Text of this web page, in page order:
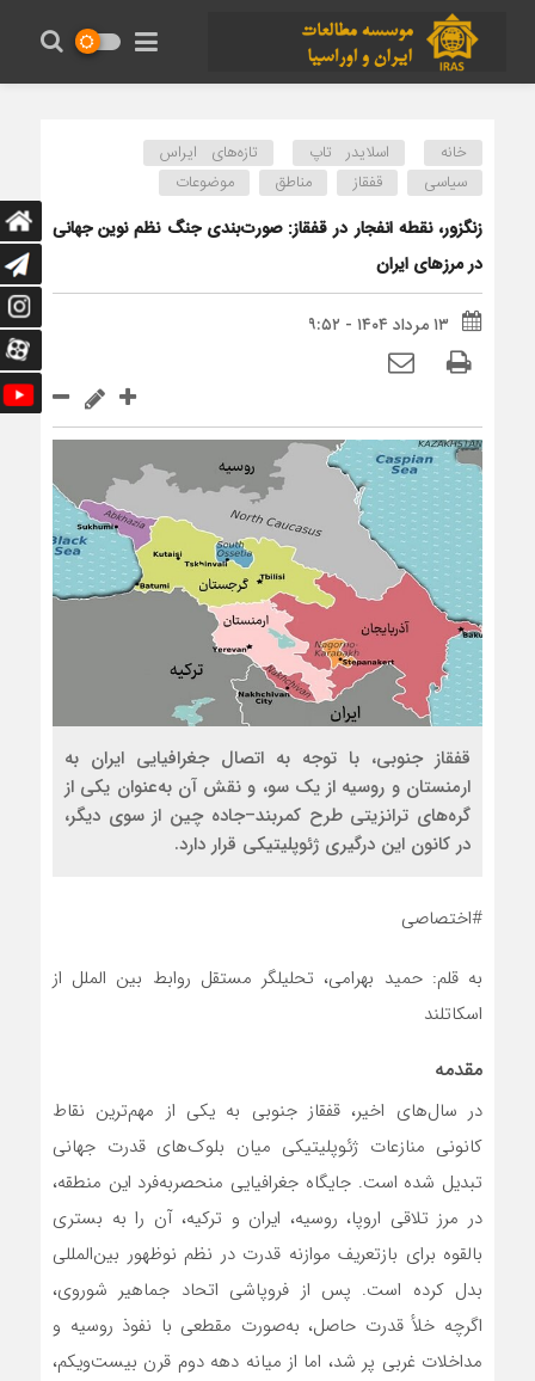
خانه اسلایدر تاپ
تازه‌های ایراس
سیاسی
قفقاز مناطق موضوعات
زنگزور، نقطه انفجار در قفقاز: صورت‌بندی جنگ نظم نوین جهانی
در مرزهای ایران
۱۳ مرداد ۱۴۰۴ - ۹:۵۲
قفقاز جنوبی، با توجه به اتصال جغرافیایی ایران به
ارمنستان و روسیه از یک سو، و نقش آن به‌عنوان یکی از
گره‌های ترانزیتی طرح کمربند–جاده چین از سوی دیگر،
در کانون این درگیری ژئوپلیتیکی قرار دارد.
#اختصاصی
به قلم: حمید بهرامی، تحلیلگر مستقل روابط بین الملل از
اسکاتلند
مقدمه
در سال‌های اخیر، قفقاز جنوبی به یکی از مهم‌ترین نقاط
کانونی منازعات ژئوپلیتیکی میان بلوک‌های قدرت جهانی
تبدیل شده است. جایگاه جغرافیایی منحصربه‌فرد این منطقه،
در مرز تلاقی اروپا، روسیه، ایران و ترکیه، آن را به بستری
بالقوه برای بازتعریف موازنه قدرت در نظم نوظهور بین‌المللی
بدل کرده است. پس از فروپاشی اتحاد جماهیر شوروی،
اگرچه خلأ قدرت حاصل، به‌صورت مقطعی با نفوذ روسیه و
مداخلات غربی پر شد، اما از میانه دهه دوم قرن بیست‌و‌یکم،